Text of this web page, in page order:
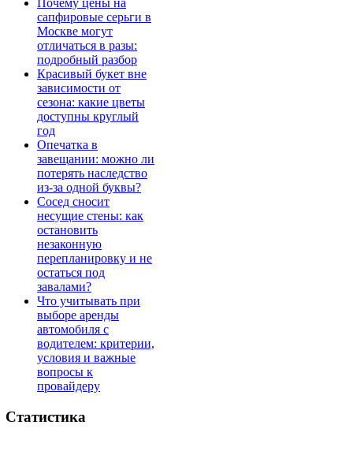
Почему цены на
сапфировые серьги в
Москве могут
отличаться в разы:
подробный разбор
Красивый букет вне
зависимости от
сезона: какие цветы
доступны круглый
год
Опечатка в
завещании: можно ли
потерять наследство
из-за одной буквы?
Сосед сносит
несущие стены: как
остановить
незаконную
перепланировку и не
остаться под
завалами?
Что учитывать при
выборе аренды
автомобиля с
водителем: критерии,
условия и важные
вопросы к
провайдеру
Статистика